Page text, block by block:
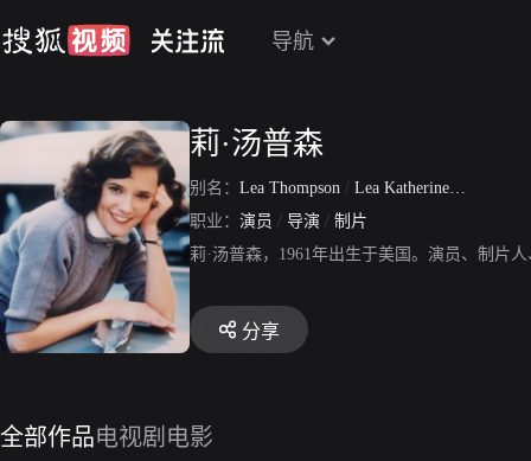
导航
莉·汤普森
别名： Lea Thompson / Lea Katherine Thompson
职业： 演员 / 导演 / 制片
莉·汤普森，1961年出生于美国。演员、制片
分享
全部作品电视剧 电影